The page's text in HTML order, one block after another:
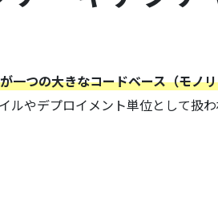
つの大きなコードベース（モノ
やデプロイメント単位として扱わ